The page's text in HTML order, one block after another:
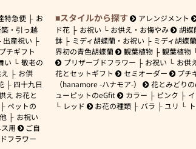
特急便
お
・引っ越
出産祝い
プチギフト
い
敬老の
お供
四十九日
え お花と
ペットの
お祝い
用
ご自
フラワー
スタイルから探す アレンジメント
ド花
お祝い お供え・お悔やみ 胡蝶
鉢
ミディ胡蝶蘭・お祝い ミディ胡蝶
界初の青色胡蝶蘭
観葉植物 観葉植物
プリザーブドフラワー
お祝い
お供
花とセットギフト
セミオーダー
プチ
（hanamore -ハナモア-）
花とみどり
ューピットのeGfit
カラー ピンク
レッド
お花の種類 バラ ユリ